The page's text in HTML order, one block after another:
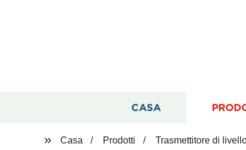
CASA
Casa Prodotti Trasmettitore di